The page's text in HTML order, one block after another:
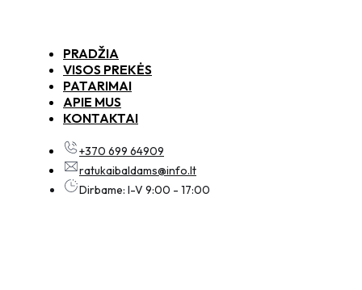
PRADŽIA
VISOS PREKĖS
PATARIMAI
APIE MUS
KONTAKTAI
+370 699 64909
ratukaibaldams@info.lt
Dirbame: I-V 9:00 - 17:00